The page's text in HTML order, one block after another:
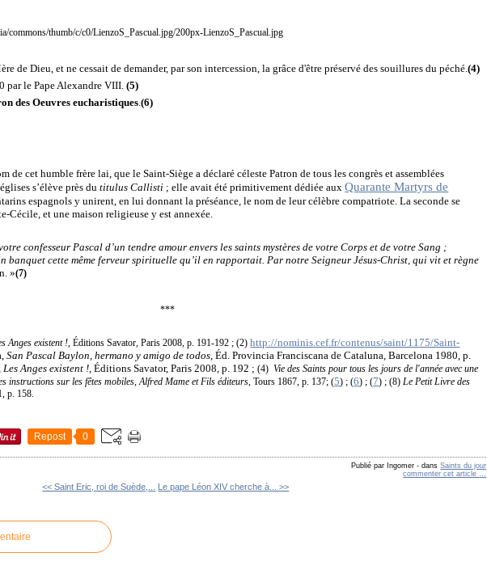
de Dieu, et ne cessait de demander, par son intercession, la grâce d'être préservé des souillures du péché.(4)
par le Pape Alexandre VIII.(5)
des Oeuvres eucharistiques .(6)
de cet humble frère lai, que le Saint-Siège a déclaré céleste Patron de tous les congrès et assemblées
s’élève près dutitulus Callisti ; elle avait été primitivement dédiée auxQuarante Martyrs de
espagnols y unirent, en lui donnant la préséance, le nom de leur célèbre compatriote. La seconde se
Cécile, et une maison religieuse y est annexée.
confesseur Pascal d’un tendre amour envers les saints mystères de votre Corps et de votre Sang ;
banquet cette même ferveur spirituelle qu’il en rapportait. Par notre Seigneur Jésus-Christ, qui vit et règne
»(7)
***
Anges existent ! , Éditions Savator, Paris 2008, p. 191-192 ; (2)http://nominis.cef.fr/contenus/saint/1175/Saint-
San Pascal Baylon, hermano y amigo de todos , Éd. Provincia Franciscana de Cataluna, Barcelona 1980, p.
Les Anges existent ! , Éditions Savator, Paris 2008, p. 192 ;(4)Vie des Saints pour tous les jours de l'année avec une
instructions sur les fêtes mobiles, Alfred Mame et Fils éditeurs , Tours 1867, p. 137; (5) ; (6) ; (7) ; (8) Le Petit Livre des
p. 158.
Repost 0
Publié par Ingomer - dansSaints du jour
commenter cet article
<< Saint Eric, roi de Suède,... Le pape Léon XIV cherche à... >>